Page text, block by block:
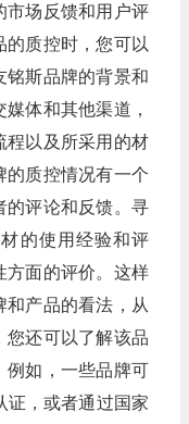
市场反馈和用户评
质控时，您可以
铭斯品牌的背景和
体和其他渠道，
程以及所采用的材
的质控情况有一个
的评论和反馈。寻
的使用经验和评
方面的评价。这样
产品的看法，从
您还可以了解该品
例如，一些品牌可
证，或者通过国家